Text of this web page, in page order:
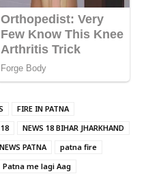
FIRE IN PATNA
NEWS 18 BIHAR JHARKHAND
NEWS PATNA
patna fire
Patna me lagi Aag